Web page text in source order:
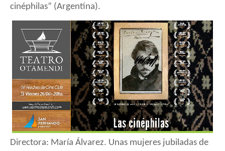
cinéphilas” (Argentina).
Directora: María Álvarez. Unas mujeres jubiladas de